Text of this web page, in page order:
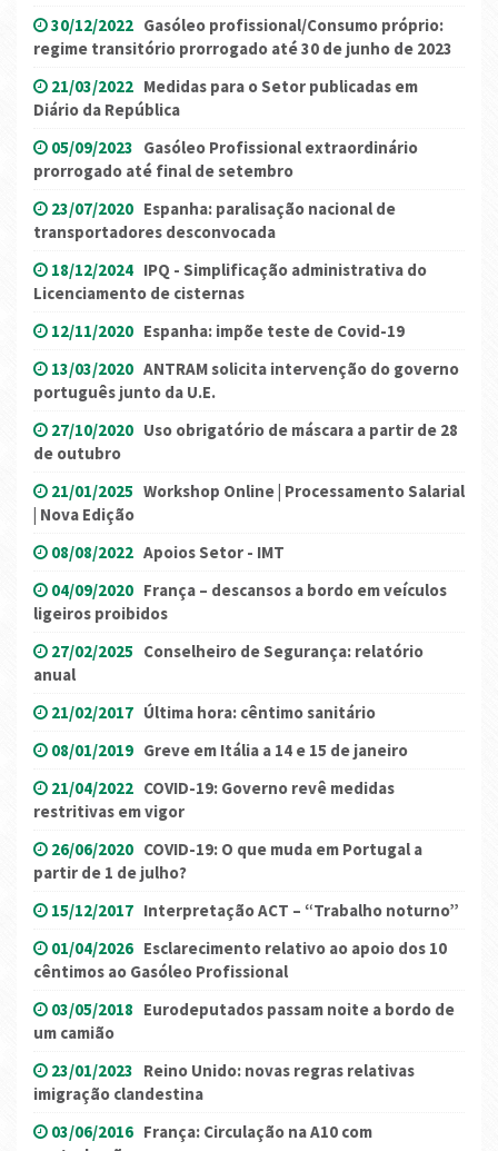
30/12/2022 Gasóleo profissional/Consumo próprio:
regime transitório prorrogado até 30 de junho de 2023
21/03/2022 Medidas para o Setor publicadas em
Diário da República
05/09/2023 Gasóleo Profissional extraordinário
prorrogado até final de setembro
23/07/2020 Espanha: paralisação nacional de
transportadores desconvocada
18/12/2024 IPQ - Simplificação administrativa do
Licenciamento de cisternas
12/11/2020 Espanha: impõe teste de Covid-19
13/03/2020 ANTRAM solicita intervenção do governo
português junto da U.E.
27/10/2020 Uso obrigatório de máscara a partir de 28
de outubro
21/01/2025 Workshop Online | Processamento Salarial
| Nova Edição
08/08/2022 Apoios Setor - IMT
04/09/2020 França – descansos a bordo em veículos
ligeiros proibidos
27/02/2025 Conselheiro de Segurança: relatório
anual
21/02/2017 Última hora: cêntimo sanitário
08/01/2019 Greve em Itália a 14 e 15 de janeiro
21/04/2022 COVID-19: Governo revê medidas
restritivas em vigor
26/06/2020 COVID-19: O que muda em Portugal a
partir de 1 de julho?
15/12/2017 Interpretação ACT – “Trabalho noturno”
01/04/2026 Esclarecimento relativo ao apoio dos 10
cêntimos ao Gasóleo Profissional
03/05/2018 Eurodeputados passam noite a bordo de
um camião
23/01/2023 Reino Unido: novas regras relativas
imigração clandestina
03/06/2016 França: Circulação na A10 com